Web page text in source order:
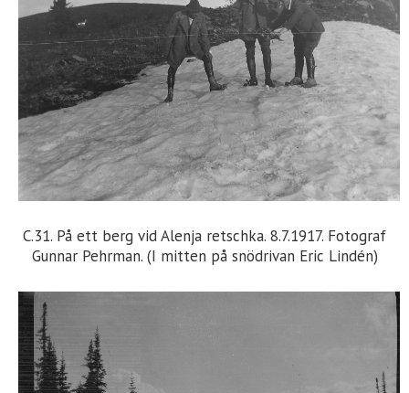
C.31. På ett berg vid Alenja retschka. 8.7.1917. Fotograf
Gunnar Pehrman. (I mitten på snödrivan Eric Lindén)